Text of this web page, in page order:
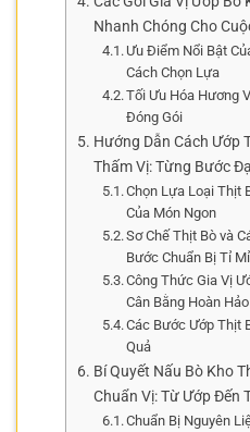
Nhanh Chóng Cho
Ưu Điểm Nổi Bật
Cách Chọn Lựa
Tối Ưu Hóa Hương
Đóng Gói
Hướng Dẫn Cách Ướp
Thấm Vị: Từng Bước
Chọn Lựa Loại Thịt
Của Món Ngon
Sơ Chế Thịt Bò và
Bước Chuẩn Bị Tỉ Mỉ
Công Thức Gia Vị
Cân Bằng Hoàn Hảo
Các Bước Ướp Thịt
Quả
Bí Quyết Nấu Bò Kho
Chuẩn Vị: Từ Ướp Đến
Chuẩn Bị Nguyên